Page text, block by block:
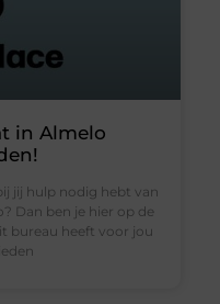
in Almelo
jij hulp nodig hebt van
Dan ben je hier op de
bureau heeft voor jou